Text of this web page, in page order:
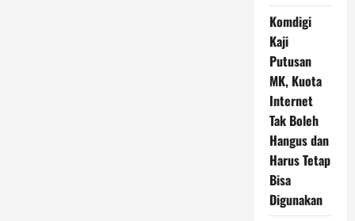
Komdigi
Kaji
Putusan
MK, Kuota
Internet
Tak Boleh
Hangus dan
Harus Tetap
Bisa
Digunakan